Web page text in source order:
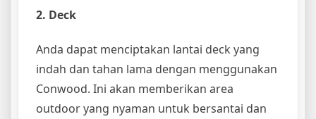
2. Deck
Anda dapat menciptakan lantai deck yang
indah dan tahan lama dengan menggunakan
Conwood. Ini akan memberikan area
outdoor yang nyaman untuk bersantai dan